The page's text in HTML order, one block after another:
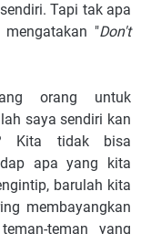
Tapi tak apa
"Don't
orang untuk
saya sendiri kan
Kita tidak bisa
apa yang kita
barulah kita
membayangkan
teman yang